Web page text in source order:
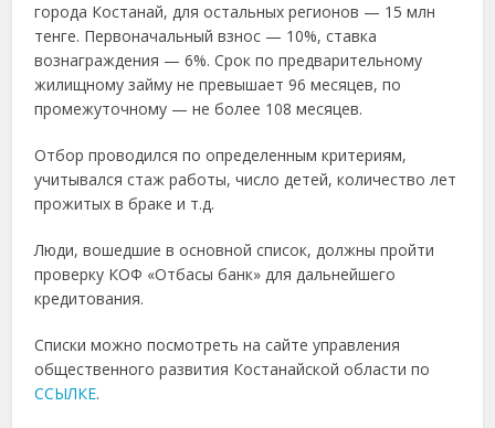
города Костанай, для остальных регионов — 15 млн
тенге. Первоначальный взнос — 10%, ставка
вознаграждения — 6%. Срок по предварительному
жилищному займу не превышает 96 месяцев, по
промежуточному — не более 108 месяцев.
Отбор проводился по определенным критериям,
учитывался стаж работы, число детей, количество лет
прожитых в браке и т.д.
Люди, вошедшие в основной список, должны пройти
проверку КОФ «Отбасы банк» для дальнейшего
кредитования.
Списки можно посмотреть на сайте управления
общественного развития Костанайской области по
ССЫЛКЕ.